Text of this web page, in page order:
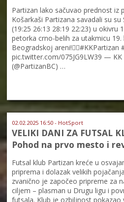
Partizan lako sačuvao prednost iz
Košarkaši Partizana savadali su
(19:25 26:13 28:19 22:23) u okivru
petorka crno-belih za utakmicu 19.
Beogradskoj areni!✊🏽#KKPartizan
pic.twitter.com/075JG9LW39 —
(@PartizanBC) …
02.02.2025 16:50 - HotSport
VELIKI DANI ZA FUTSAL
Pohod na prvo mesto i
Futsal klub Partizan kreće u
priprema i dolazak velikih
zvanično je započeo pripreme za
ciljem – plasman u Drugu ligu i
futsala. Klub je ozbiljnost pokazao